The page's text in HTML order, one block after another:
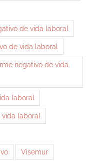
de vida laboral
de vida laboral
negativo de vida
laboral
laboral
Visemur